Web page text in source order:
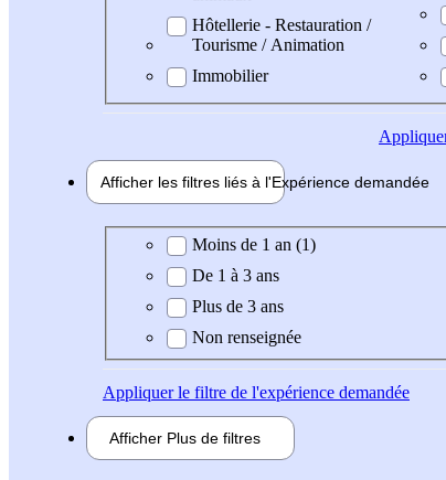
Hôtellerie - Restauration /
Tourisme / Animation
Immobilier
Afficher les filtres liés à l'Expérience demandée
Expérience demandée
Moins de 1 an (1)
De 1 à 3 ans
Plus de 3 ans
Non renseignée
Appliquerle filtre de l'expérience demandée
Afficher Plus de filtres